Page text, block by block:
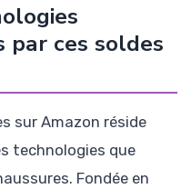
par ces soldes
sur Amazon réside
technologies que
Fondée en